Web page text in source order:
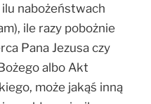
ilu nabożeństwach
ile razy pobożnie
Pana Jezusa czy
albo Akt
może jakąś inną